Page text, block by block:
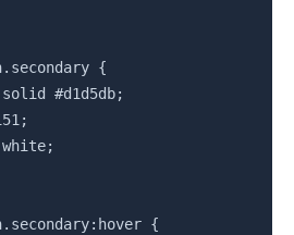
{
#d1d5db;
{